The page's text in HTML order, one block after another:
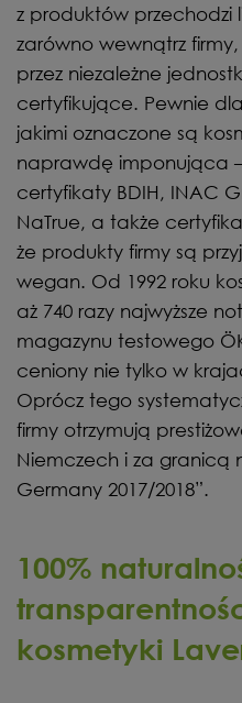
z produktów przechodzi
zarówno wewnątrz
przez niezależne
certyfikujące. Pewnie
jakimi oznaczone są
naprawdę imponująca
certyfikaty BDIH, INAC
NaTrue, a także
że produkty firmy są
wegan. Od 1992 roku
aż 740 razy najwyższe
magazynu testowego
ceniony nie tylko w
Oprócz tego
firmy otrzymują
Niemczech i za granicą
Germany 2017/2018”.
100%
kosmetyki